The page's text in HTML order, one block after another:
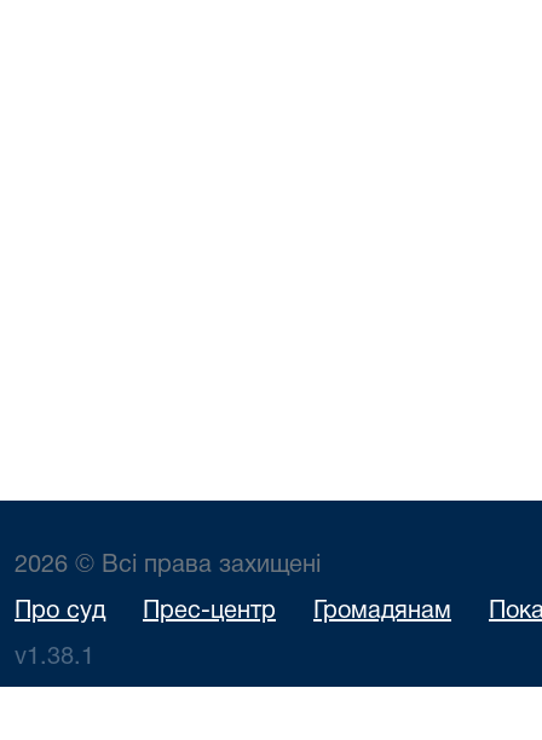
2026 © Всі права захищені
Про суд Прес-центр Громадянам
v1.38.1